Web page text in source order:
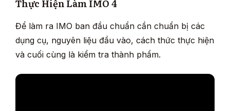
Thực Hiện Làm IMO 4
Để làm ra IMO ban đầu chuẩn cần chuẩn bị các
dụng cụ, nguyên liệu đầu vào, cách thức thực hiện
và cuối cùng là kiểm tra thành phẩm.